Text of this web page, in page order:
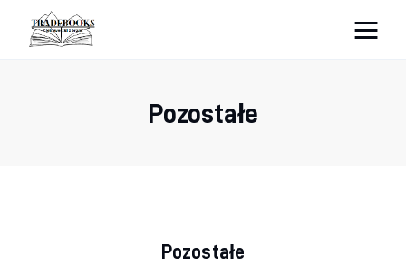
Pozostałe
tradebooks.pl
Pozostałe